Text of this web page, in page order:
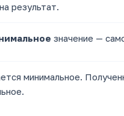
результат.
значение —
минимальное.